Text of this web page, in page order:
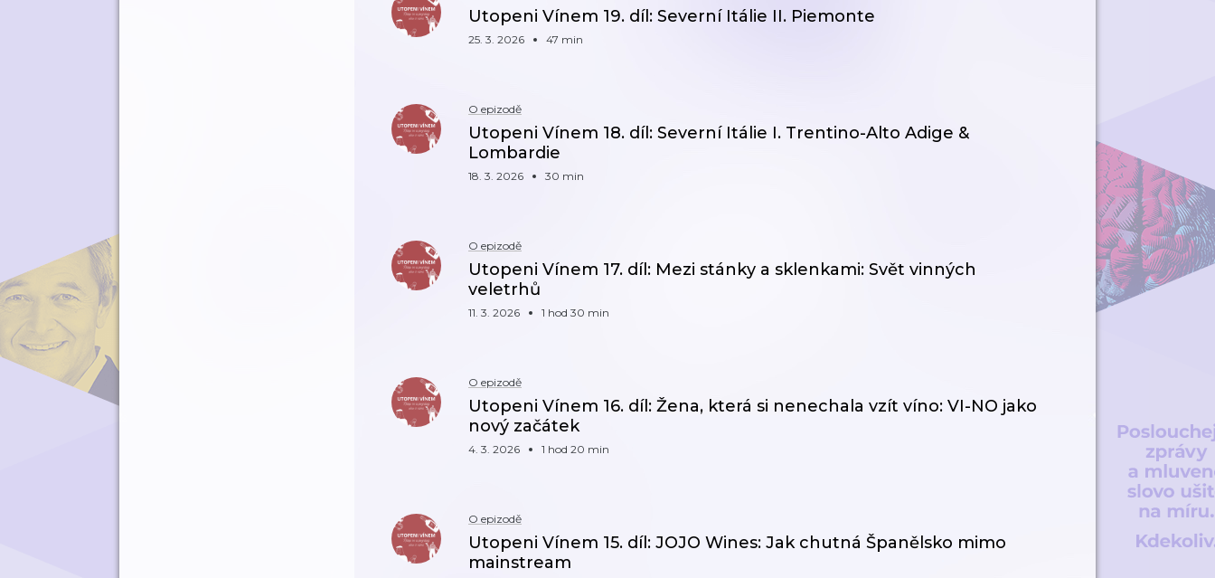
Utopeni Vínem 19. díl: Severní Itálie II. Piemonte
25. 3. 2026 47 min
O epizodě
Utopeni Vínem 18. díl: Severní Itálie I. Trentino-Alto Adige &
Lombardie
18. 3. 2026 30 min
O epizodě
Utopeni Vínem 17. díl: Mezi stánky a sklenkami: Svět vinných
veletrhů
11. 3. 2026 1 hod 30 min
O epizodě
Utopeni Vínem 16. díl: Žena, která si nenechala vzít víno: VI-NO jako
nový začátek
4. 3. 2026 1 hod 20 min
O epizodě
Utopeni Vínem 15. díl: JOJO Wines: Jak chutná Španělsko mimo
mainstream